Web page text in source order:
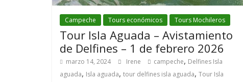
Campeche Tours económicos Tours Mochileros
Tour Isla Aguada – Avistamiento
de Delfines – 1 de febrero 2026
marzo 14, 2024 Irene campeche, Delfines Isla
aguada, Isla aguada, tour delfines isla aguada, Tour Isla